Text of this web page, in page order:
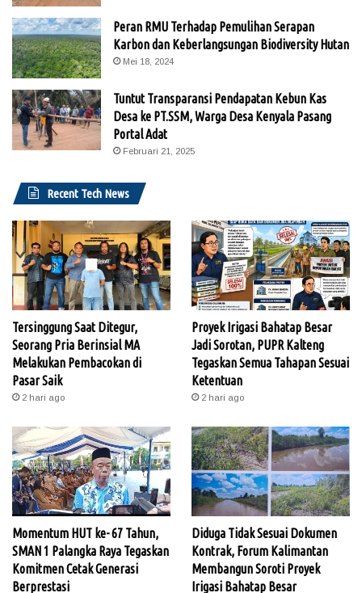
Peran RMU Terhadap Pemulihan Serapan
Karbon dan Keberlangsungan Biodiversity Hutan
Mei 18, 2024
Tuntut Transparansi Pendapatan Kebun Kas
Desa ke PT.SSM, Warga Desa Kenyala Pasang
Portal Adat
Februari 21, 2025
Recent Tech News
Tersinggung Saat Ditegur,
Seorang Pria Berinsial MA
Melakukan Pembacokan di
Pasar Saik
2 hari ago
Proyek Irigasi Bahatap Besar
Jadi Sorotan, PUPR Kalteng
Tegaskan Semua Tahapan Sesuai
Ketentuan
2 hari ago
Momentum HUT ke- 67 Tahun,
SMAN 1 Palangka Raya Tegaskan
Komitmen Cetak Generasi
Berprestasi
Diduga Tidak Sesuai Dokumen
Kontrak, Forum Kalimantan
Membangun Soroti Proyek
Irigasi Bahatap Besar